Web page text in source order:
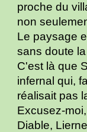
proche du
non
Le paysage
sans doute
C'est là que
infernal qui,
réalisait pas
Excusez-
Diable,